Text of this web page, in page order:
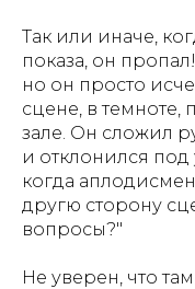
Так или иначе,
показа, он
но он просто
сцене, в темноте,
зале. Он сложил
и отклонился
когда
другю сторону
вопросы?"
Не уверен, что